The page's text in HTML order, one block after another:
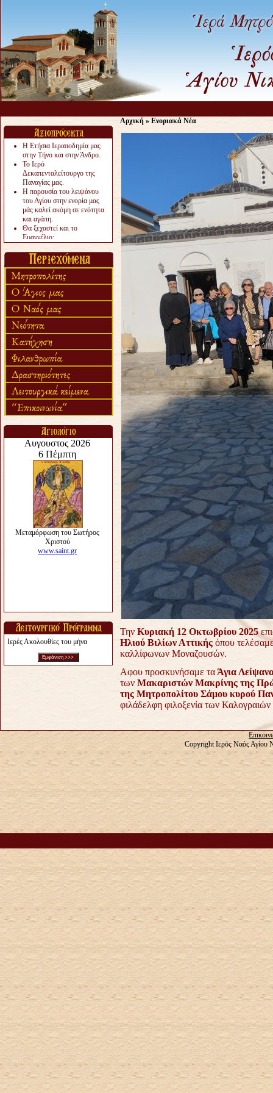
Η Ετήσια Ιεραποδημία μας
στην Τήνο και στην Άνδρο.
Το Ιερό
Δεκαπενταλείτουργο της
Παναγίας μας.
Η παρουσία του λειψάνου
του Αγίου στην ενορία μας
μάς καλεί ακόμη σε ενότητα
και αγάπη.
Θα ξεχαστεί και το
Ευαγγέλιο;
«πολύ αργά».
Ζητείται....
Ιερές Ακολουθίες του μήνα
Αρχική » Ενοριακά Νέα
Την Κυριακή 12 Οκτωβρίου 2025
Ηλιού Βιλίων Αττικής όπου
καλλίφωνων Μοναζουσών.
Αφου προσκυνήσαμε ταΆγια
των Μακαριστών Μακρίνης της
της Μητροπολίτου Σάμου κυρού
φιλάδελφη φιλοξενία των
Copyright Ιερός Ναός Αγίου